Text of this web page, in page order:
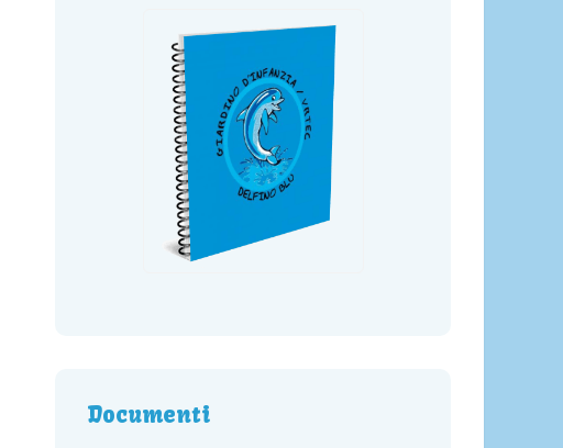
Documenti